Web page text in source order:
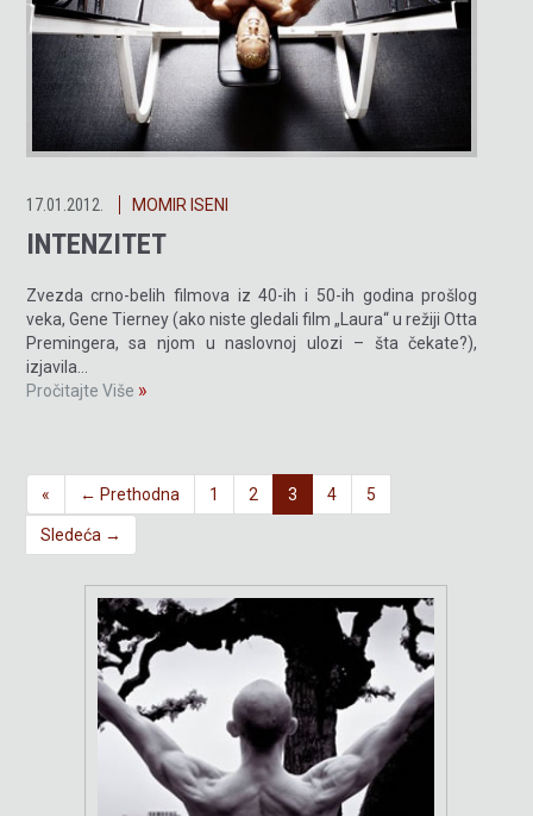
17.01.2012. MOMIR ISENI
INTENZITET
Zvezda crno-belih filmova iz 40-ih i 50-ih godina prošlog
veka, Gene Tierney (ako niste gledali film „Laura“ u režiji Otta
Premingera, sa njom u naslovnoj ulozi – šta čekate?),
izjavila…
Pročitajte Više »
« ← Prethodna 1 2 3 4 5
Sledeća →